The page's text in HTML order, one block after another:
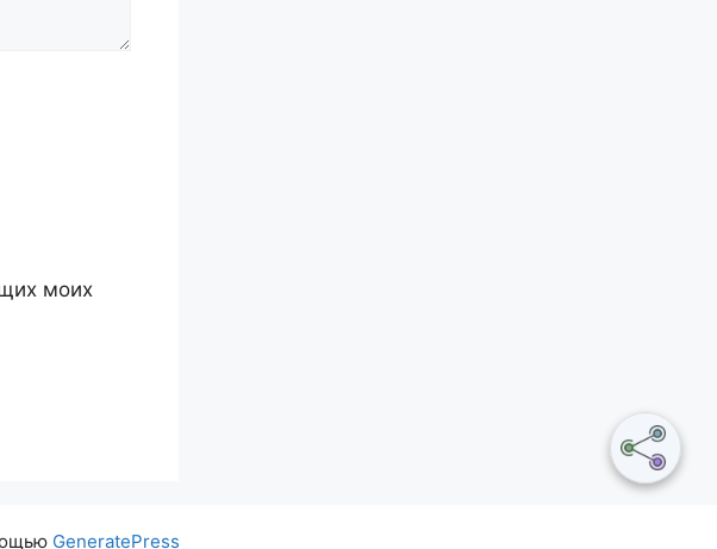
моих
GeneratePress